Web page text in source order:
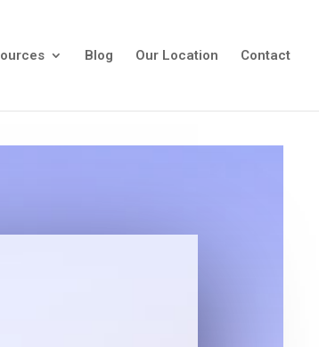
Blog Our Location Contact